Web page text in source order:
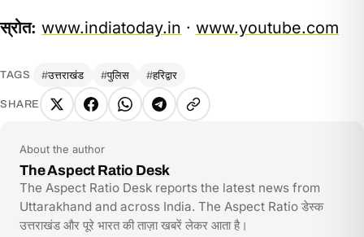
स्रोत: www.indiatoday.in · www.youtube.com
TAGS उत्तराखंड पुलिस हरिद्वार
SHARE
X FacebookWhatsApp
Telegram
Copy
About the author
The Aspect Ratio Desk
The Aspect Ratio Desk reports the latest news from
Uttarakhand and across India. The Aspect Ratio डेस्क
उत्तराखंड और पूरे भारत की ताज़ा खबरें लेकर आता है।